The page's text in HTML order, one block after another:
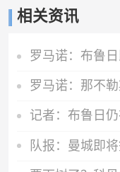
相关资讯
记者：布鲁日